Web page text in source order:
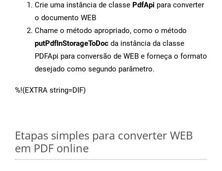
Crie uma instância de classe PdfApi para converter
o documento WEB
Chame o método apropriado, como o método
putPdfInStorageToDoc da instância da classe
PDFApi para conversão de WEB e forneça o formato
desejado como segundo parâmetro.
%!(EXTRA string=DIF)
Etapas simples para converter WEB
em PDF online